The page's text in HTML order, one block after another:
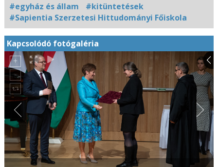
#egyház és állam
#kitüntetések
#Sapientia Szerzetesi Hittudományi Főiskola
Kapcsolódó fotógaléria